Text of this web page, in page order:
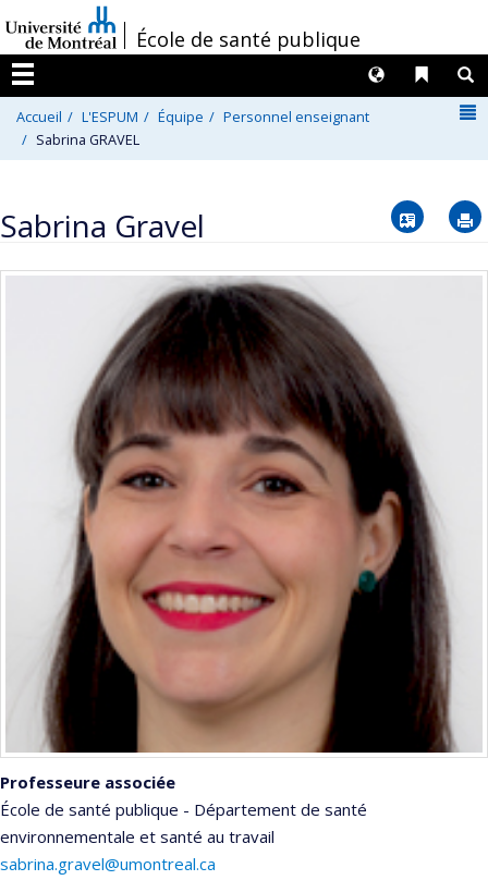
au
contenu
/École de santé publique
Menu
Liens
Langues
Accueil L'ESPUM Équipe
Personnel enseignant
Sabrina GRAVEL
Sabrina Gravel Vcard
Professeure associée
École de santé publique - Département de santé
environnementale et santé au travail
sabrina.gravel@umontreal.ca